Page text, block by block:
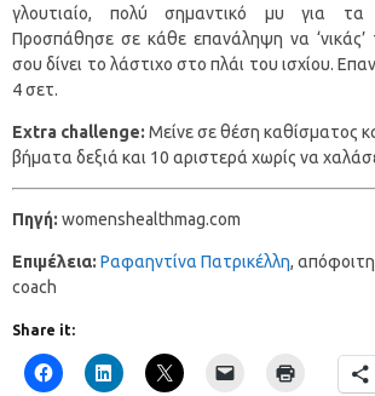
γλουτιαίο, πολύ σημαντικό μυ για τα
Προσπάθησε σε κάθε επανάληψη να ‘νικάς’
σου δίνει το λάστιχο στο πλάι του ισχίου.
4 σετ.
Extra challenge: Μείνε σε θέση καθίσματος
βήματα δεξιά και 10 αριστερά χωρίς να
Πηγή: womenshealthmag.com
Επιμέλεια: Ραφαηντίνα Πατρικέλλη,
coach
Share it: